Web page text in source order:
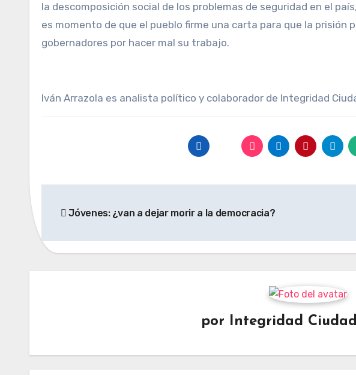
la descomposición social de los problemas de seguridad en el
es momento de que el pueblo firme una carta para que la prisión
gobernadores por hacer mal su trabajo.
Iván Arrazola es analista político y colaborador de Integridad
de
entradas
Jóvenes: ¿van a dejar morir a la democracia?
por Integridad